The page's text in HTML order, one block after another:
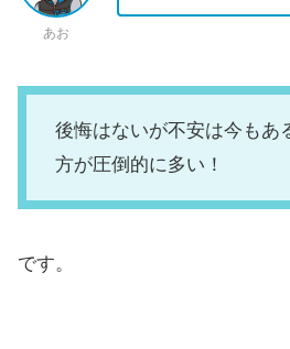
あお
後悔はないが不安は今もあ
方が圧倒的に多い！
です。